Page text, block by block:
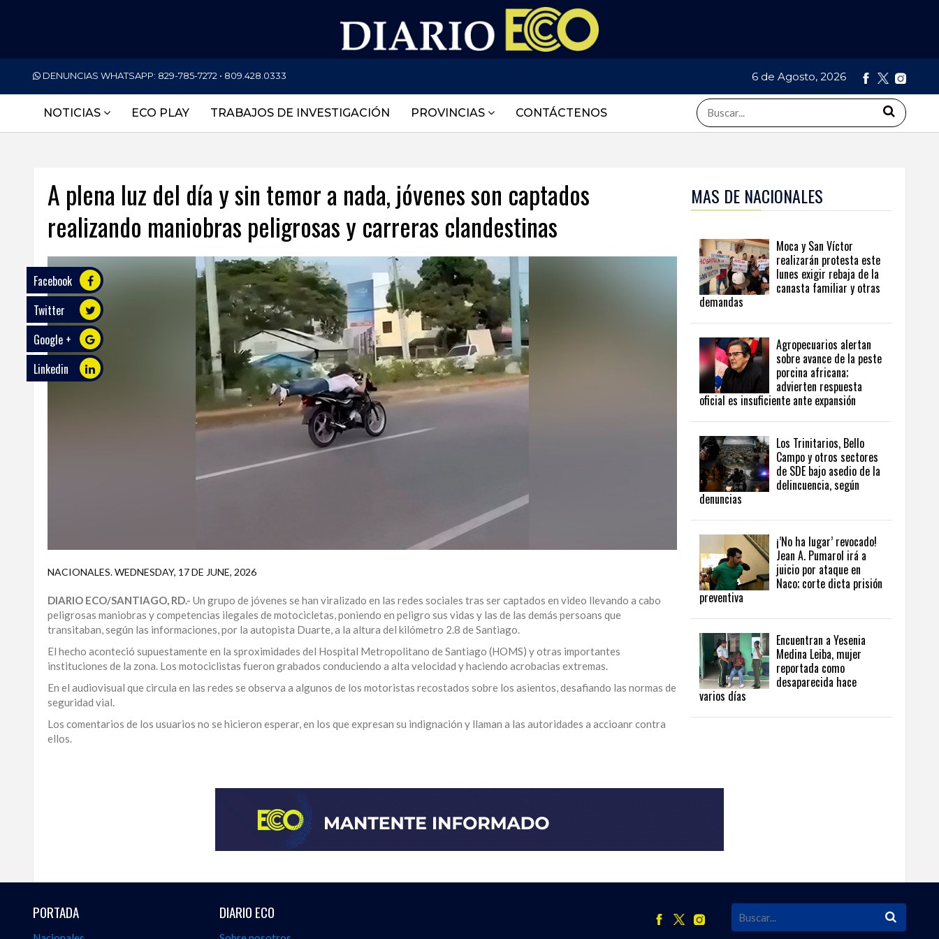
DENUNCIAS WHATSAPP: 829-785-7272 • 809.428.0333 6 de Agosto, 2026
NOTICIAS ECO PLAY TRABAJOS DE INVESTIGACIÓN PROVINCIAS CONTÁCTENOS
NACIONALES
ECONOMÍA
DEPORTES
SALUD
TECNOLOGÍA
ECO
PLAY
TRABAJOS
SANTIAGO
JUAN
ALTAGRACIA
PUERTO
PLATA
CONTÁCTENOS
A plena luz del día y sin temor a nada, jóvenes son captados
realizando maniobras peligrosas y carreras clandestinas
Facebook
Twitter
Google +
Linkedin
NACIONALES.WEDNESDAY, 17 DE JUNE, 2026
DIARIO ECO/SANTIAGO, RD.- Un grupo de jóvenes se han viralizado en las redes sociales tras ser captados en video llevando a cabo
peligrosas maniobras y competencias ilegales de motocicletas, poniendo en peligro sus vidas y las de las demás persoans que
transitaban, según las informaciones, por la autopista Duarte, a la altura del kilómetro 2.8 de Santiago.
El hecho aconteció supuestamente en la sproximidades del Hospital Metropolitano de Santiago (HOMS) y otras importantes
instituciones de la zona. Los motociclistas fueron grabados conduciendo a alta velocidad y haciendo acrobacias extremas.
En el audiovisual que circula en las redes se observa a algunos de los motoristas recostados sobre los asientos, desafiando las normas de
seguridad vial.
Los comentarios de los usuarios no se hicieron esperar, en los que expresan su indignación y llaman a las autoridades a accioanr contra
ellos.
desde
una
perspectiva
MAS DE NACIONALES
Moca y San Víctor
realizarán protesta este
lunes exigir rebaja de la
canasta familiar y otras
demandas
Agropecuarios alertan
sobre avance de la peste
porcina africana;
advierten respuesta
oficial es insuficiente ante expansión
Los Trinitarios, Bello
Campo y otros sectores
de SDE bajo asedio de la
delincuencia, según
denuncias
¡’No ha lugar’ revocado!
Jean A. Pumarol irá a
juicio por ataque en
Naco; corte dicta prisión
preventiva
Encuentran a Yesenia
Medina Leiba, mujer
reportada como
desaparecida hace
varios días
PORTADA DIARIO ECO